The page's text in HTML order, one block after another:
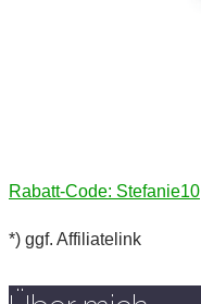
Rabatt-Code: Stefanie10
*) ggf. Affiliatelink